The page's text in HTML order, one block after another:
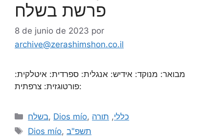
פרשת בשלח
8 de junio de 2023 por
archive@zerashimshon.co.il
מבואר: מנוקד: אידיש: אנגלית: ספרדית: איטלקית:
פורטוגזית: צרפתית:
בשלח, Dios mío, כללי, תורה
Dios mío,תשפ"ב